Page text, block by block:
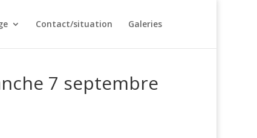
Contact/situation Galeries
7 septembre